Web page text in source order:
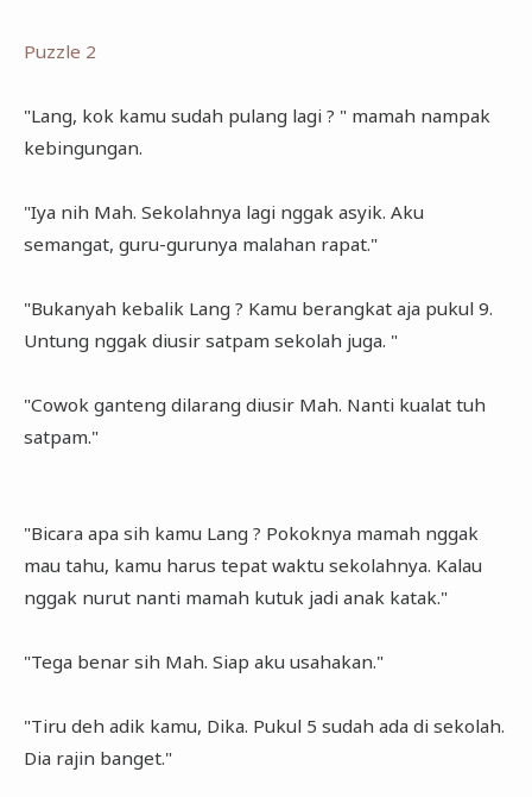
Puzzle 2
"Lang, kok kamu sudah pulang lagi ? " mamah nampak
kebingungan.
"Iya nih Mah. Sekolahnya lagi nggak asyik. Aku
semangat, guru-gurunya malahan rapat."
"Bukanyah kebalik Lang ? Kamu berangkat aja pukul 9.
Untung nggak diusir satpam sekolah juga. "
"Cowok ganteng dilarang diusir Mah. Nanti kualat tuh
satpam."
"Bicara apa sih kamu Lang ? Pokoknya mamah nggak
mau tahu, kamu harus tepat waktu sekolahnya. Kalau
nggak nurut nanti mamah kutuk jadi anak katak."
"Tega benar sih Mah. Siap aku usahakan."
"Tiru deh adik kamu, Dika. Pukul 5 sudah ada di sekolah.
Dia rajin banget."